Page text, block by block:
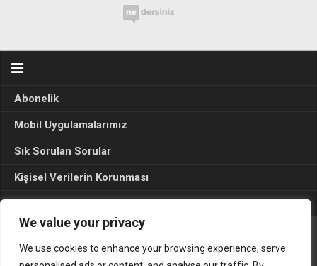
We value your privacy
We use cookies to enhance your browsing experience, serve
Abonelik
Mobil Uygulamalarımız
Sık Sorulan Sorular
Kişisel Verilerin Korunması
Seçim Sonuçları 2024
Gerçek Hayat © 2015. Her hakkı sakldır.